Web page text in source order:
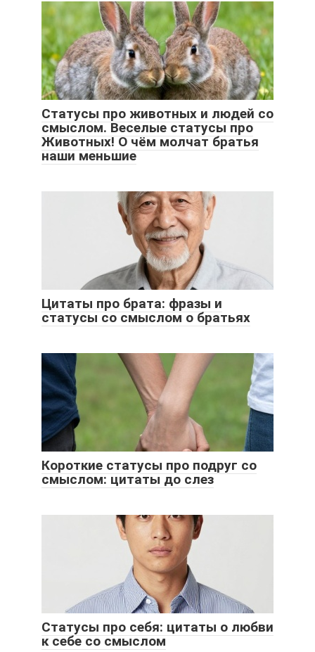
Статусы про животных и людей со
смыслом. Веселые статусы про
Животных! О чём молчат братья
наши меньшие
Цитаты про брата: фразы и
статусы со смыслом о братьях
Короткие статусы про подруг со
смыслом: цитаты до слез
Статусы про себя: цитаты о любви
к себе со смыслом